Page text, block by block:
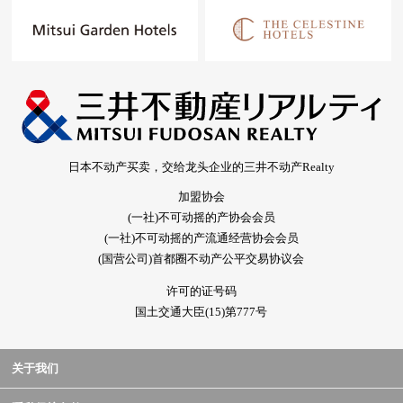
日本不动产买卖，交给龙头企业的三井不动产Realty
加盟协会
(一社)不可动摇的产协会会员
(一社)不可动摇的产流通经营协会会员
(国营公司)首都圈不动产公平交易协议会
许可的证号码
国土交通大臣(15)第777号
关于我们